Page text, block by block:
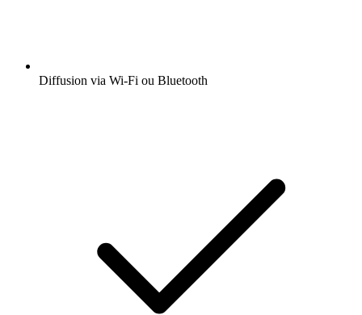
Diffusion via Wi-Fi ou Bluetooth